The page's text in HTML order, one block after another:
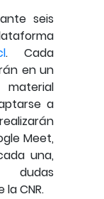
seis
. Cada
en un
a
Meet,
una,
CNR.